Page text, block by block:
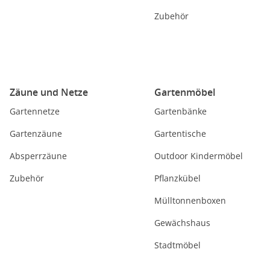
Zubehör
Zäune und Netze
Gartennetze
Gartenzäune
Absperrzäune
Zubehör
Gartenmöbel
Gartenbänke
Gartentische
Outdoor Kindermöbel
Pflanzkübel
Mülltonnenboxen
Gewächshaus
Stadtmöbel